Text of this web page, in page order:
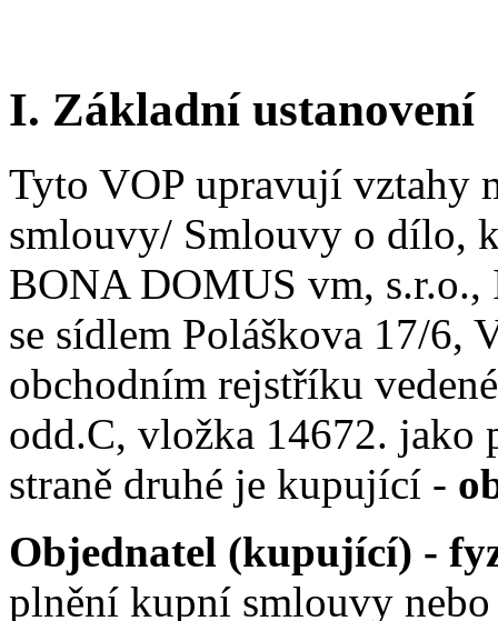
I. Základní ustanovení
Tyto VOP upravují vztahy
smlouvy/ Smlouvy o dílo,
BONA DOMUS vm,
se sídlem Poláškova 17/6,
obchodním rejstříku
odd.C, vložka 14672.
straně druhé je kupující -
Objednatel (kupující) -
plnění kupní smlouvy